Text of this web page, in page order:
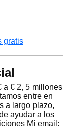
gratis
a € 2, 5 millones
entre en
a largo plazo,
ayudar a los
Mi email: